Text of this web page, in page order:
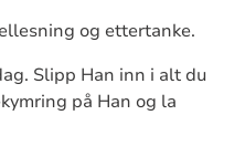
og ettertanke.
Slipp Han inn i alt du
på Han og la